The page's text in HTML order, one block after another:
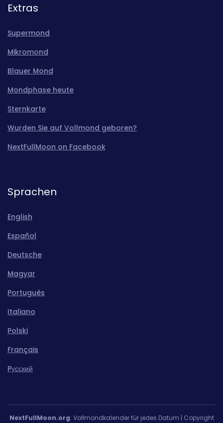
Extras
Supermond
Mikromond
Blauer Mond
Mondphase heute
Sternkarte
Wurden Sie auf Vollmond geboren?
NextFullMoon on Facebook
Sprachen
English
Español
Deutsche
Magyar
Português
Italiano
Polski
Français
Pусский
NextFullMoon.org: Vollmondkalender für jedes Datum | Copyright